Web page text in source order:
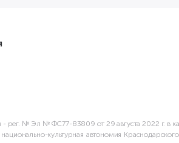
№ Эл № ФС77-83809 от 29 августа 2022 г. в
культурная автономия